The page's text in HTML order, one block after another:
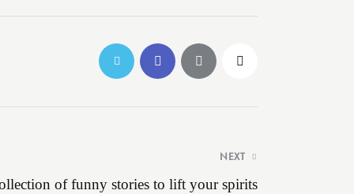
NEXT
of funny stories to lift your spirits